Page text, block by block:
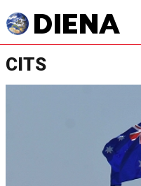
CITS